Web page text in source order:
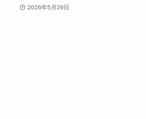
2026年5月29日